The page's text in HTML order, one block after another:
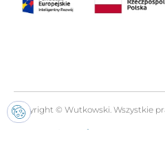
Imset.it
Copyright © Wutkowski. Wszystkie